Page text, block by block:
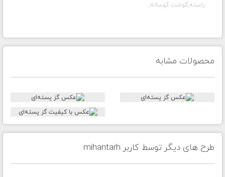
راسته,گوشت گوساله,
محصولات مشابه
طرح های دیگر توسط کاربر mihantarh